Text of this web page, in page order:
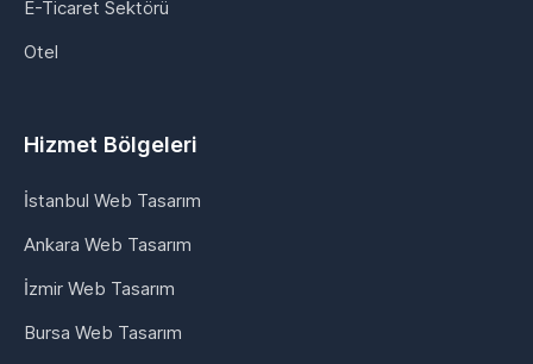
E-Ticaret Sektörü
Otel
Hizmet Bölgeleri
İstanbul Web Tasarım
Ankara Web Tasarım
İzmir Web Tasarım
Bursa Web Tasarım